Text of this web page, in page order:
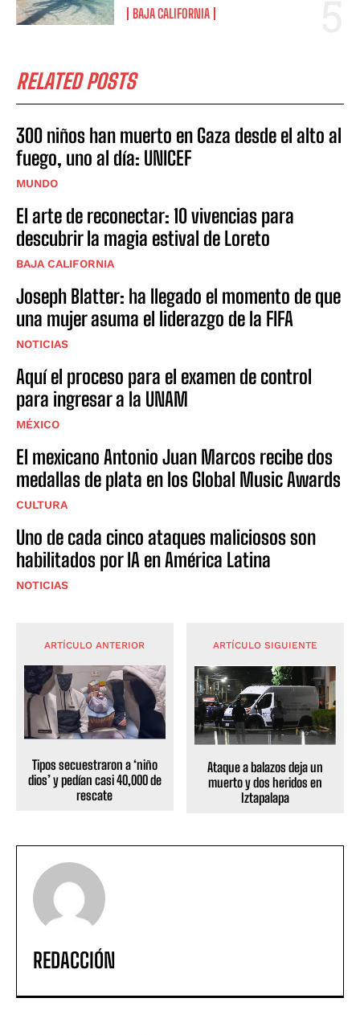
BAJA CALIFORNIA
RELATED POSTS
300 niños han muerto en Gaza desde el alto al
fuego, uno al día: UNICEF
MUNDO
El arte de reconectar: 10 vivencias para
descubrir la magia estival de Loreto
BAJA CALIFORNIA
Joseph Blatter: ha llegado el momento de que
una mujer asuma el liderazgo de la FIFA
NOTICIAS
Aquí el proceso para el examen de control
para ingresar a la UNAM
MÉXICO
El mexicano Antonio Juan Marcos recibe dos
medallas de plata en los Global Music Awards
CULTURA
Uno de cada cinco ataques maliciosos son
habilitados por IA en América Latina
NOTICIAS
ARTÍCULO ANTERIOR
Tipos secuestraron a ‘niño
dios’ y pedían casi 40,000 de
rescate
ARTÍCULO SIGUIENTE
Ataque a balazos deja un
muerto y dos heridos en
Iztapalapa
REDACCIÓN